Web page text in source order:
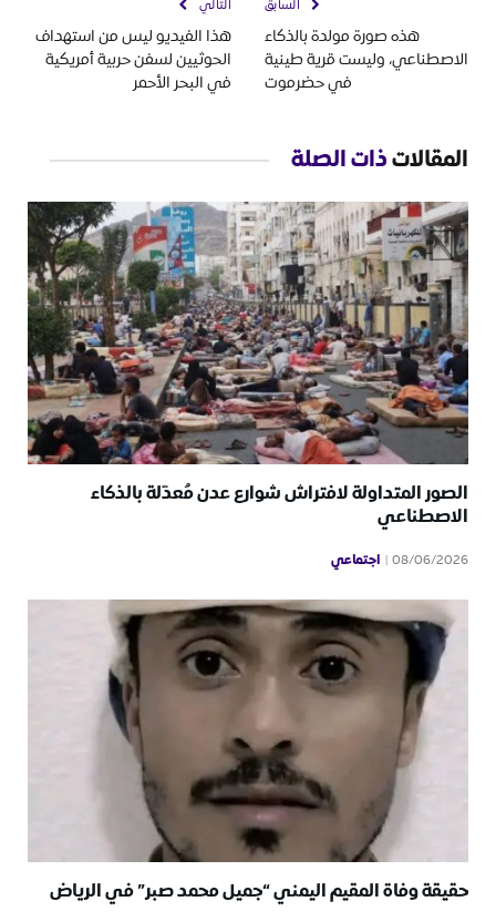
السابق
هذه صورة مولدة بالذكاء
الاصطناعي، وليست قرية طينية
في حضرموت
التالي
هذا الفيديو ليس من استهداف
الحوثيين لسفن حربية أمريكية
في البحر الأحمر
المقالاتذات الصلة
الصور المتداولة لافتراش شوارع عدن مُعدّلة بالذكاء
الاصطناعي
08/06/2026 اجتماعي
حقيقة وفاة المقيم اليمني “جميل محمد صبر” في الرياض